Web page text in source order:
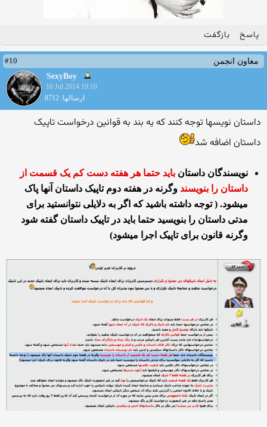
پاسخ بازگفت
معاون انجمن
#10
SexyBoy
10 Jul 2014 19:10
ارسالها: 8712
داستان نویسها توجه کنند که یه بند به قوانین درخواست تاپیک
داستان اضافه شد
نویسندگان داستان باید حتما هر هفته دست کم یک قسمت از
داستان را بنویسند وگرنه در هفته دوم تاپیک داستان آنها پاک
میشود. ( توجه داشته باشید که اگر به دلایلی نتوانستید برای
مدتی داستان را بنویسید حتما باید در تاپیک داستان گفته شود
وگرنه قانون برای تاپیک اجرا میشود)